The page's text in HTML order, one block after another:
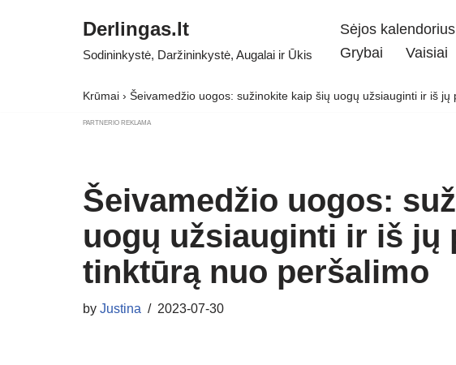
Derlingas.lt
Sodininkystė, Daržininkystė, Augalai ir Ūkis
Sėjos
Grybai
Vaisiai
Krūmai › Šeivamedžio uogos: sužinokite kaip šių uogų užsiauginti ir iš
PARTNERIO REKLAMA
Šeivamedžio uogos:
uogų užsiauginti ir iš jų
tinktūrą nuo peršalimo
by Justina 2023-07-30